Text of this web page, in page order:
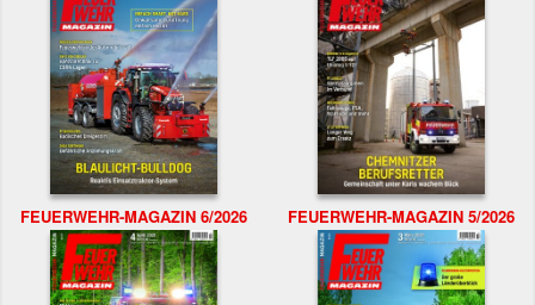
FEUERWEHR-MAGAZIN 6/2026 FEUERWEHR-MAGAZIN 5/2026